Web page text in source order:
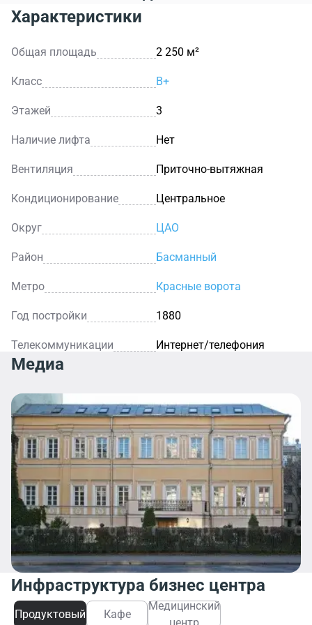
контор.
похвастаться отличной транспортной доступностью,
развитой инфраструктурой прилегающего района, а
также комфортом своих помещений и приемлемыми
арендными ставками.
Характеристики
Общая площадь 2 250 м²
Класс B+
Этажей 3
Наличие лифта Нет
Вентиляция Приточно-вытяжная
Кондиционирование Центральное
Округ ЦАО
Район Басманный
Метро Красные ворота
Год постройки 1880
Телекоммуникации Интернет/телефония
Медиа
Инфраструктура бизнес центра
Продуктовый Кафе
Медицинский